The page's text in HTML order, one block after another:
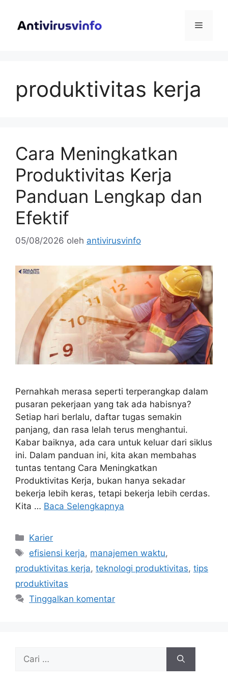
Menu
produktivitas kerja
Cara Meningkatkan
Produktivitas Kerja
Panduan Lengkap dan
Efektif
05/08/2026 oleh antivirusvinfo
Pernahkah merasa seperti terperangkap dalam
pusaran pekerjaan yang tak ada habisnya?
Setiap hari berlalu, daftar tugas semakin
panjang, dan rasa lelah terus menghantui.
Kabar baiknya, ada cara untuk keluar dari siklus
ini. Dalam panduan ini, kita akan membahas
tuntas tentang Cara Meningkatkan
Produktivitas Kerja, bukan hanya sekadar
bekerja lebih keras, tetapi bekerja lebih cerdas.
Kita … Baca Selengkapnya
Kategori
Karier
Tag
efisiensi kerja, manajemen waktu,
produktivitas kerja, teknologi produktivitas, tips
produktivitas
Tinggalkan komentar
untuk: